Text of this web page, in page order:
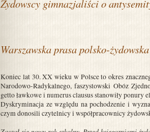
Żydowscy gimnazjaliści o
Warszawska prasa polsko-
Koniec lat 30. XX wieku w Polsce to okres
Narodowo-Radykalnego, faszystowski Obóz
getto ławkowe i numerus clausus stanowiły
Dyskryminacja ze względu na pochodzenie i
czym donosili czytelnicy i współpracownicy